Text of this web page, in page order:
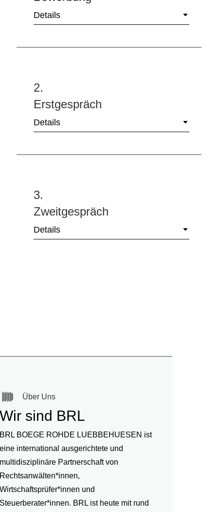
Details
2.
Erstgespräch
Details
3.
Zweitgespräch
Details
Über Uns
sind BRL
BOEGE ROHDE LUEBBEHUESEN ist
international ausgerichtete und
Partnerschaft von
und
BRL ist heute mit rund